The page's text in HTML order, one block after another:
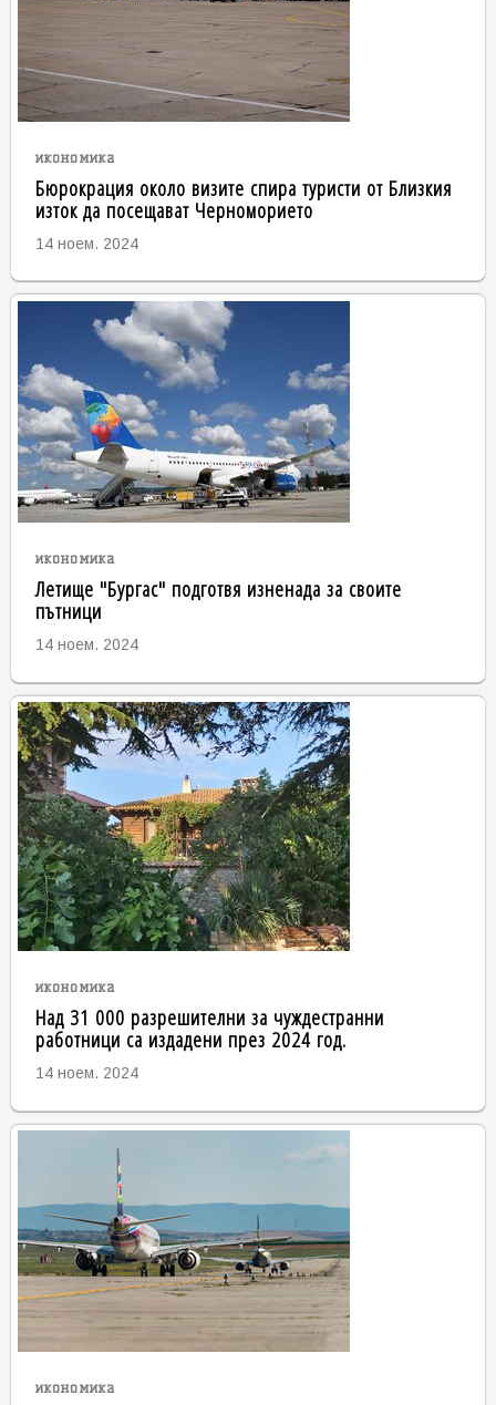
икономика
Бюрокрация около визите спира туристи от Близкия
изток да посещават Черноморието
14 ноем. 2024
икономика
Летище "Бургас" подготвя изненада за своите
пътници
14 ноем. 2024
икономика
Над 31 000 разрешителни за чуждестранни
работници са издадени през 2024 год.
14 ноем. 2024
икономика